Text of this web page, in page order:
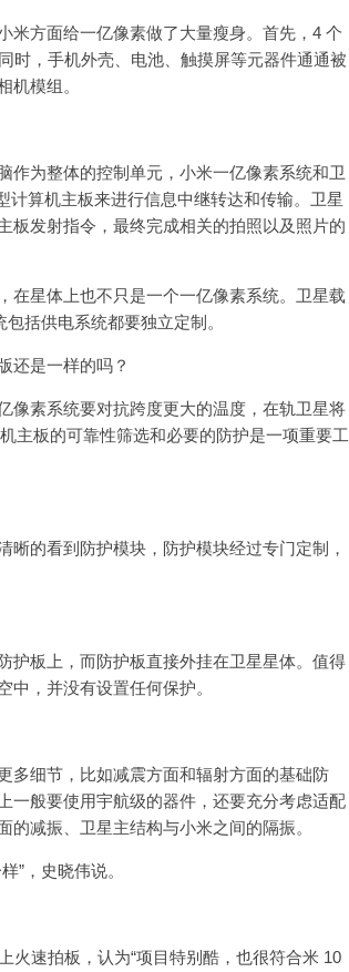
方面给一亿像素做了大量瘦身。首先，4 个
时，手机外壳、电池、触摸屏等元器件通通被
机模组。
为整体的控制单元，小米一亿像素系统和卫
算机主板来进行信息中继转达和传输。卫星
板发射指令，最终完成相关的拍照以及照片的
星体上也不只是一个一亿像素系统。卫星载
括供电系统都要独立定制。
是一样的吗？
素系统要对抗跨度更大的温度，在轨卫星将
主板的可靠性筛选和必要的防护是一项重要工
的看到防护模块，防护模块经过专门定制，
板上，而防护板直接外挂在卫星星体。值得
中，并没有设置任何保护。
细节，比如减震方面和辐射方面的基础防
一般要使用宇航级的器件，还要充分考虑适配
减振、卫星主结构与小米之间的隔振。
，史晓伟说。
速拍板，认为“项目特别酷，也很符合米 10